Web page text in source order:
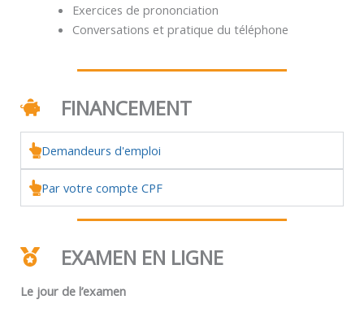
Exercices de prononciation
Conversations et pratique du téléphone
FINANCEMENT
Demandeurs d'emploi
Par votre compte CPF
EXAMEN EN LIGNE
Le jour de l’examen